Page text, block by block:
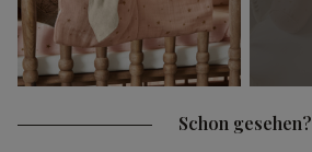
Schon gesehen?